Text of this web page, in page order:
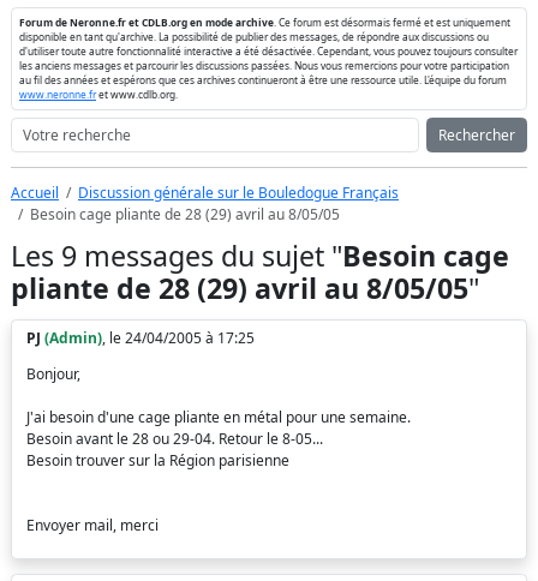
Forum de Neronne.fr et CDLB.org en mode archive . Ce forum est désormais fermé et est uniquement
disponible en tant qu'archive. La possibilité de publier des messages, de répondre aux discussions ou
d'utiliser toute autre fonctionnalité interactive a été désactivée. Cependant, vous pouvez toujours consulter
les anciens messages et parcourir les discussions passées. Nous vous remercions pour votre participation
au fil des années et espérons que ces archives continueront à être une ressource utile. L'équipe du forum
www.neronne.fret www.cdlb.org.
Rechercher
Accueil
Discussion générale sur le Bouledogue Français
Besoin cage pliante de 28 (29) avril au 8/05/05
Les 9 messages du sujet "Besoin cage
pliante de 28 (29) avril au 8/05/05"
PJ (Admin), le 24/04/2005 à 17:25
Bonjour,
J'ai besoin d'une cage pliante en métal pour une semaine.
Besoin avant le 28 ou 29-04. Retour le 8-05...
Besoin trouver sur la Région parisienne
Envoyer mail, merci